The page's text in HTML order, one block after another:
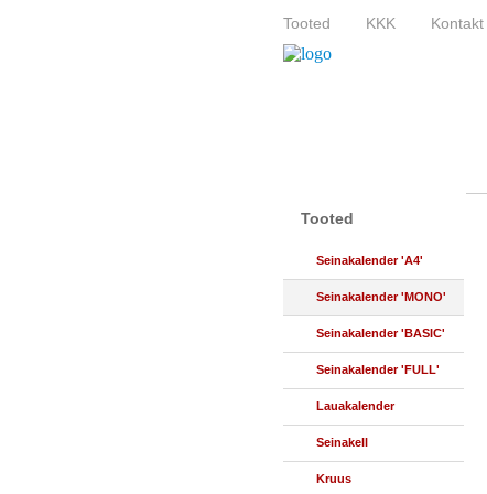
Tooted KKK Kontakt
Tooted
Seinakalender 'A4'
Seinakalender 'MONO'
Seinakalender 'BASIC'
Seinakalender 'FULL'
Lauakalender
Seinakell
Kruus